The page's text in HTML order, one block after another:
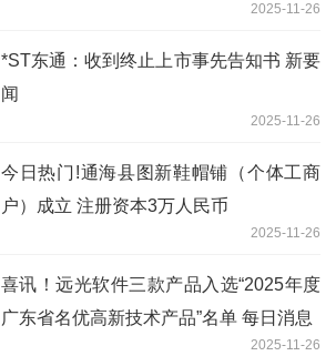
2025-11-26
*ST东通：收到终止上市事先告知书 新要
闻
2025-11-26
今日热门!通海县图新鞋帽铺（个体工商
户）成立 注册资本3万人民币
2025-11-26
喜讯！远光软件三款产品入选“2025年度
广东省名优高新技术产品”名单 每日消息
2025-11-26